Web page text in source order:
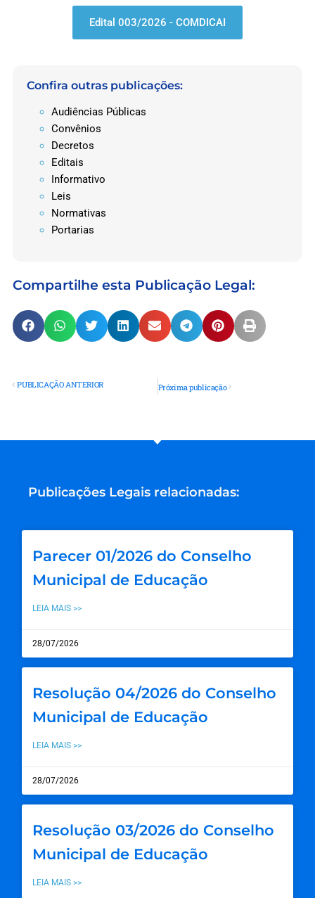
Edital 003/2026 - COMDICAI
Confira outras publicações:
Audiências Públicas
Convênios
Decretos
Editais
Informativo
Leis
Normativas
Portarias
Compartilhe esta Publicação Legal:
PUBLICAÇÃO ANTERIOR Próxima publicação
Publicações Legais relacionadas:
Parecer 01/2026 do Conselho
Municipal de Educação
LEIA MAIS >>
28/07/2026
Resolução 04/2026 do Conselho
Municipal de Educação
LEIA MAIS >>
28/07/2026
Resolução 03/2026 do Conselho
Municipal de Educação
LEIA MAIS >>